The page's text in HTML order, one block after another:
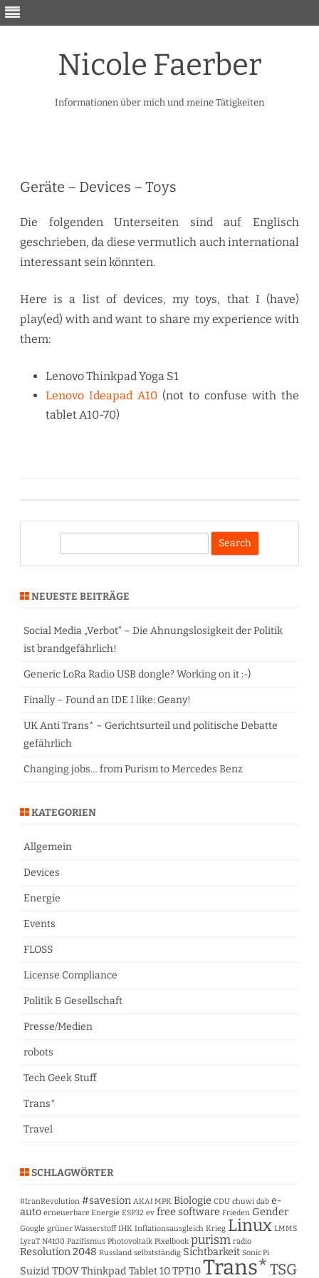
Nicole Faerber
Informationen über mich und meine Tätigkeiten
Geräte – Devices – Toys
Die folgenden Unterseiten sind auf Englisch
geschrieben, da diese vermutlich auch international
interessant sein könnten.
Here is a list of devices, my toys, that I (have)
play(ed) with and want to share my experience with
them:
Lenovo Thinkpad Yoga S1
Lenovo Ideapad A10 (not to confuse with the
tablet A10-70)
r
h
NEUESTE BEITRÄGE
Social Media „Verbot“ – Die Ahnungslosigkeit der Politik
ist brandgefährlich!
Generic LoRa Radio USB dongle? Working on it :-)
Finally – Found an IDE I like: Geany!
UK Anti Trans* – Gerichtsurteil und politische Debatte
gefährlich
Changing jobs… from Purism to Mercedes Benz
KATEGORIEN
Allgemein
Devices
Energie
Events
FLOSS
License Compliance
Politik & Gesellschaft
Presse/Medien
robots
Tech Geek Stuff
Trans*
Travel
SCHLAGWÖRTER
#IranRevolution #savesion AKAI MPK Biologie CDU chuwi dab e-
auto erneuerbare Energie ESP32 ev free software Frieden Gender
Google grüner Wasserstoff IHK Inflationsausgleich Krieg Linux LMMS
LyraT N4100 Pazifismus Photovoltaik Pixelbook purism radio
Resolution 2048 Russland selbstständig Sichtbarkeit Sonic Pi
Suizid TDOVThinkpad Tablet 10TPT10Trans* TSG